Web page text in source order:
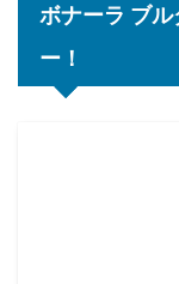
ボナーラ ブ
ー！